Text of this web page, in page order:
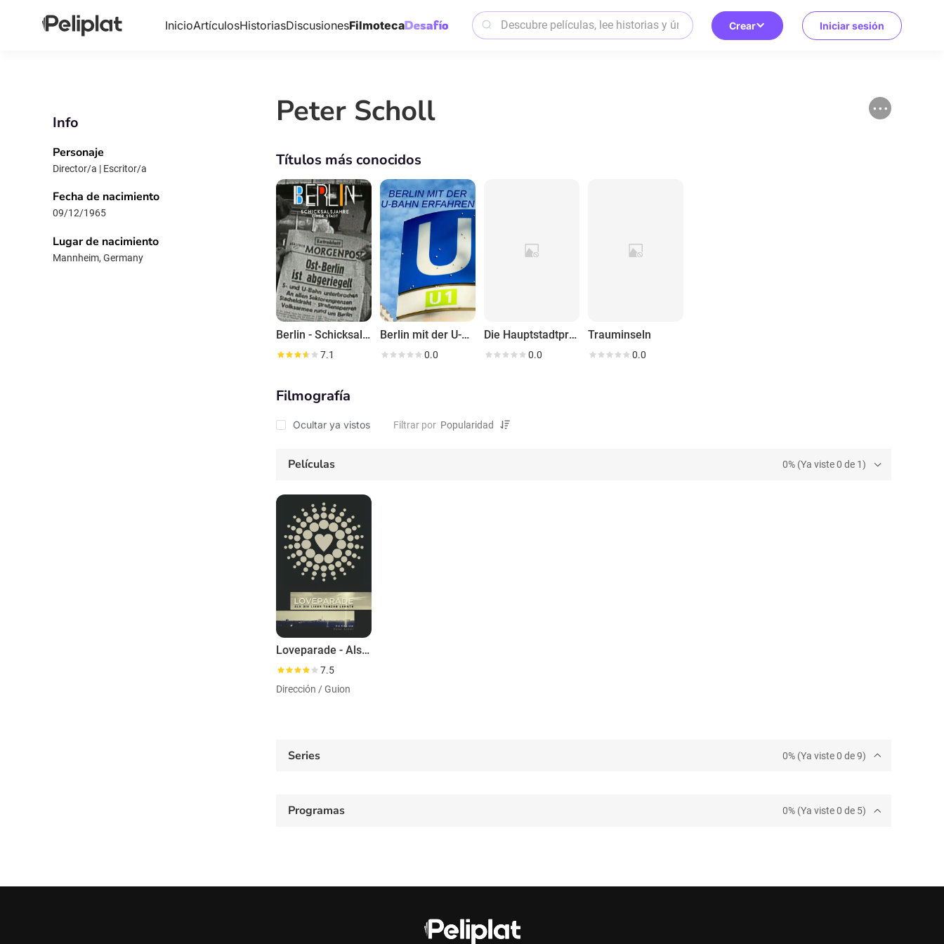
InicioArtículosHistoriasDiscusionesFilmoteca Crear Iniciar sesión
Info
Personaje
Director/a | Escritor/a
Fecha de nacimiento
09/12/1965
Lugar de nacimiento
Mannheim, Germany
Peter Scholl
Títulos más conocidos
Berlin - Schicksalsjahre einer Stadt
7.1
Berlin mit der U-Bahn erfahren
0.0
Die Hauptstadtpraktikanten
0.0
Trauminseln
0.0
Filmografía
Ocultar ya vistos Filtrar por
Películas 0% (Ya viste 0 de 1)
Loveparade - Als die Liebe tanzen lernte
7.5
Dirección / Guion
Series 0% (Ya viste 0 de 9)
Programas 0% (Ya viste 0 de 5)